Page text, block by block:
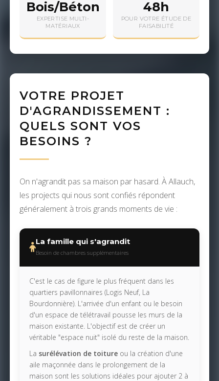
Bois/Béton
EXPERTISE MULTI-
MATÉRIAUX
48h
POUR VOTRE ÉTUDE DE
FAISABILITÉ
VOTRE PROJET
D'AGRANDISSEMENT :
QUELS SONT VOS
BESOINS ?
On n'agrandit pas sa maison par hasard. À Allauch,
les projects qui nous sont confiés répondent
généralement à trois grands moments de vie :
La famille qui s'agrandit
Besoin de chambres supplémentaires
C'est le cas de figure le plus fréquent dans les
quartiers pavillonnaires (Logis Neuf, La
Bourdonnière). L'arrivée d'un enfant ou le besoin
d'un espace de télétravail pousse les murs de la
maison existante. L'objectif est de créer un
véritable "espace nuit" isolé du reste de la maison.
La surélévation de toiture ou la création d'une
aile maçonnée dans le prolongement de la
maison sont les solutions idéales pour ajouter 2 à